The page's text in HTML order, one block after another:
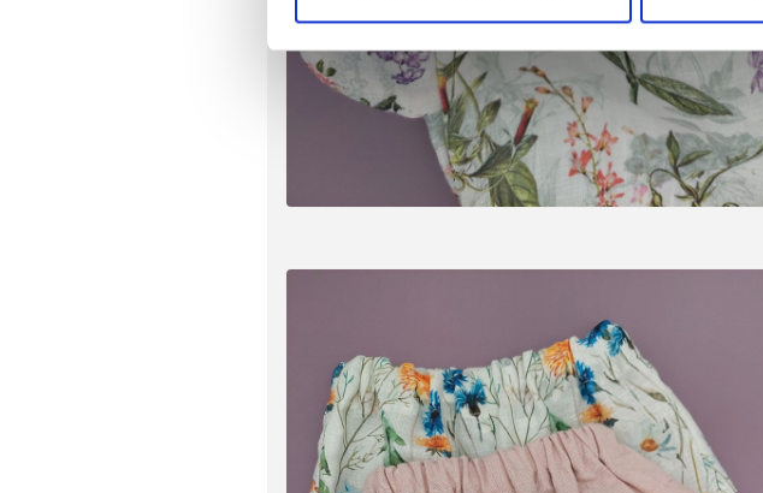
hjemmeside ved at sikre funktionalitet, generere
enhver tid trække dit samtykke tilbage. Du skal være
optimalt, hvis du ikke accepterer cookies eller
og behandling af dine personoplysninger i forbindelse